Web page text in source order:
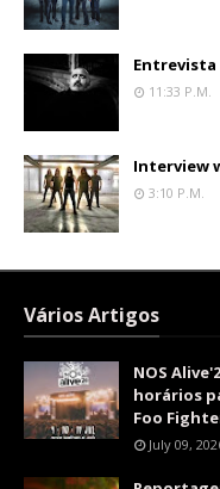
Entrevista
11:33 P.m.
Interview
3:10 P.m.
Vários Artigos
NOS
horários
Foo
July 09,